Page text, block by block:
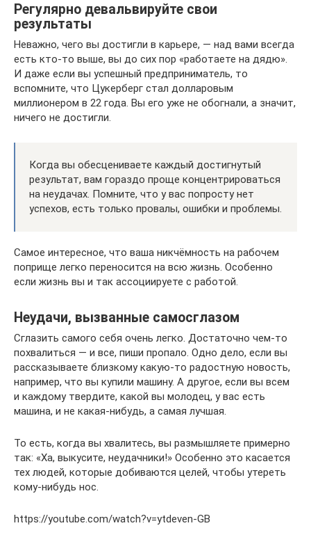
Регулярно девальвируйте свои
результаты
Неважно, чего вы достигли в карьере, — над вами всегда
есть кто‑то выше, вы до сих пор «работаете на дядю».
И даже если вы успешный предприниматель, то
вспомните, что Цукерберг стал долларовым
миллионером в 22 года. Вы его уже не обогнали, а значит,
ничего не достигли.
Когда вы обесцениваете каждый достигнутый
результат, вам гораздо проще концентрироваться
на неудачах. Помните, что у вас попросту нет
успехов, есть только провалы, ошибки и проблемы.
Самое интересное, что ваша никчёмность на рабочем
поприще легко переносится на всю жизнь. Особенно
если жизнь вы и так ассоциируете с работой.
Неудачи, вызванные самосглазом
Сглазить самого себя очень легко. Достаточно чем-то
похвалиться — и все, пиши пропало. Одно дело, если вы
рассказываете близкому какую-то радостную новость,
например, что вы купили машину. А другое, если вы всем
и каждому твердите, какой вы молодец, у вас есть
машина, и не какая-нибудь, а самая лучшая.
То есть, когда вы хвалитесь, вы размышляете примерно
так: «Ха, выкусите, неудачники!» Особенно это касается
тех людей, которые добиваются целей, чтобы утереть
кому-нибудь нос.
https://youtube.com/watch?v=ytdeven-GB